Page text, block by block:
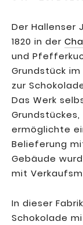
Der Hallenser
1820 in der
und
Grundstück
zur
Das Werk
ermöglichte
Belieferung
Gebäude
mit
In dieser
Schokolade